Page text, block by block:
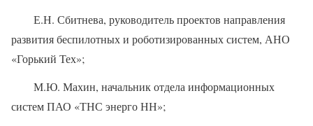
Е.Н. Сбитнева, руководитель проектов направления
развития беспилотных и роботизированных систем, АНО
«Горький Тех»;
М.Ю. Махин, начальник отдела информационных
систем ПАО «ТНС энерго НН»;